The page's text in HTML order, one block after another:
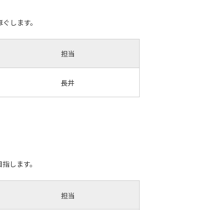
します。
担当
長井
します。
担当